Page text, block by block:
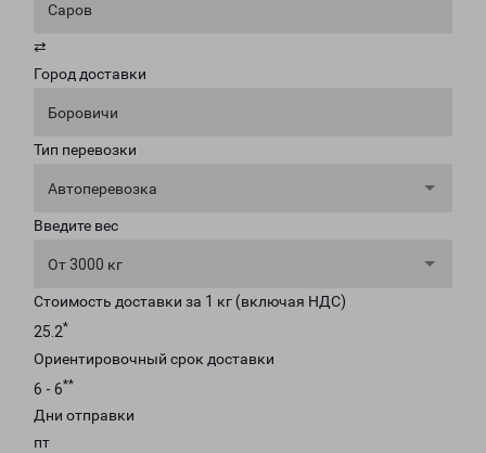
Саров
⇄
Город доставки
Боровичи
Тип перевозки
Автоперевозка
Введите вес
От 3000 кг
Стоимость доставки за 1 кг (включая НДС)
25.2*
Ориентировочный срок доставки
6 - 6**
Дни отправки
пт